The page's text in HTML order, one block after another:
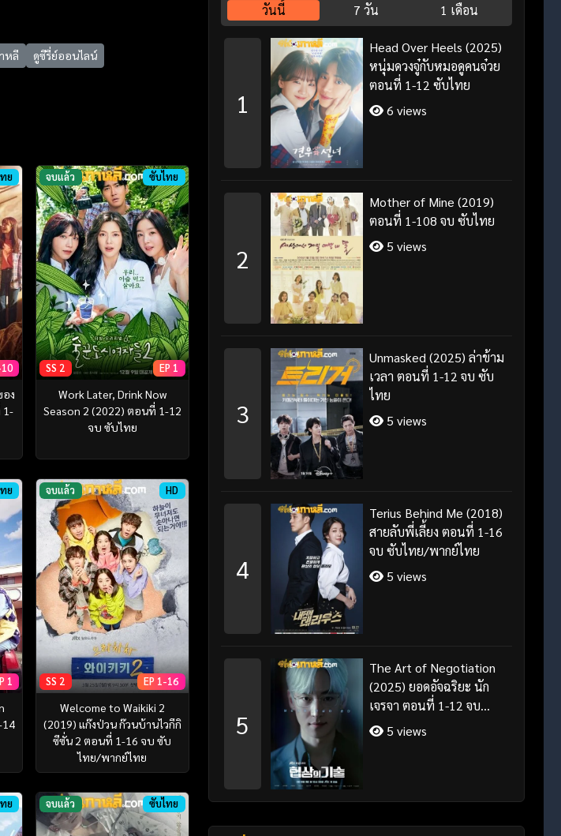
หลี
ดูซีรี่ย์ออนไลน์
ย
ง
1-
จบแล้ว ซับไทย
SS 2 EP 1
Work Later, Drink Now
Season 2 (2022) ตอนที่ 1-12
จบ ซับไทย
ย
1
จบแล้ว HD
SS 2 EP 1-16
Welcome to Waikiki 2
(2019) แก๊งป่วน ก๊วนบ้านไวกีกิ
ซีซั่น 2 ตอนที่ 1-16 จบ ซับ
ไทย/พากย์ไทย
ย จบแล้ว ซับไทย
วันนี้ 7 วัน 1 เดือน
1
Head Over Heels (2025)
หนุ่มดวงจู๋กับหมอดูคนจ๋วย
ตอนที่ 1-12 ซับไทย
6 views
2
Mother of Mine (2019)
ตอนที่ 1-108 จบ ซับไทย
5 views
3
Unmasked (2025) ล่าข้าม
เวลา ตอนที่ 1-12 จบ ซับ
ไทย
5 views
4
Terius Behind Me (2018)
สายลับพี่เลี้ยง ตอนที่ 1-16
จบ ซับไทย/พากย์ไทย
5 views
5
The Art of Negotiation
(2025) ยอดอัจฉริยะ นัก
เจรจา ตอนที่ 1-12 จบ
พากย์ไทย/ซับไทย
5 views